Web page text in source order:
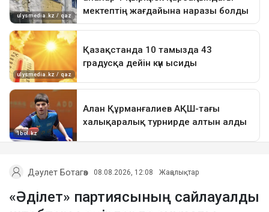
Дәулет Ботагөз 08.08.2026, 12:08 Жаңалықтар
«Әділет» партиясының сайлауалды